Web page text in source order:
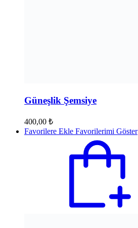
Güneşlik Şemsiye
400,00 ₺
Favorilere Ekle Favorilerimi Göster